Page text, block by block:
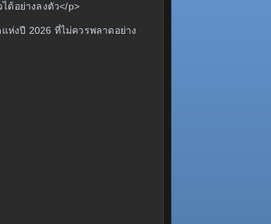
ด้อย่างลงตัว</p>
ห่งปี 2026 ที่ไม่ควรพลาดอย่าง